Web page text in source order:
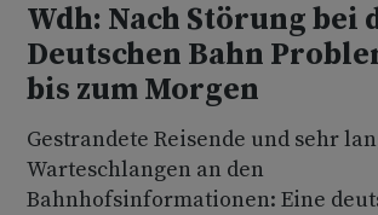
Wdh: Nach Störung bei
Deutschen Bahn
bis zum Morgen
Gestrandete Reisende und sehr
Warteschlangen an den
Bahnhofsinformationen: Eine